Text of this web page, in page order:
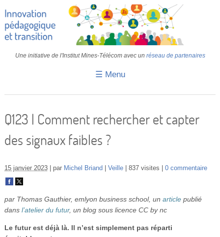
Une initiative de l'Institut Mines-Télécom avec un réseau de partenaires
☰ Menu
IA
Colloques
Vidéos
Q123 | Comment rechercher et capter
des signaux faibles ?
15 janvier 2023 par Michel Briand Veille 837 visites 0 commentaire
par Thomas Gauthier, emlyon business school, un articlepublié
dans l’atelier du futur, un blog sous licence CC by nc
Le futur est déjà là. Il n’est simplement pas réparti